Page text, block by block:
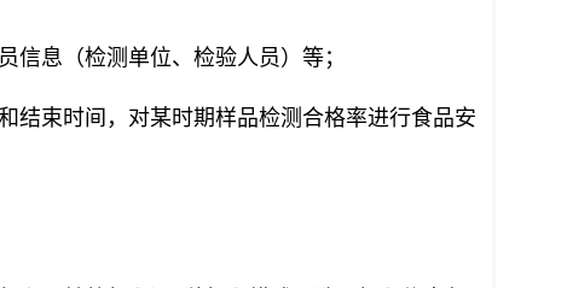
息（检测单位、检验人员）等；
结束时间，对某时期样品检测合格率进行食品安